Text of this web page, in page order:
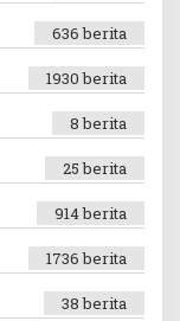
636 berita
1930 berita
8 berita
25 berita
914 berita
1736 berita
38 berita